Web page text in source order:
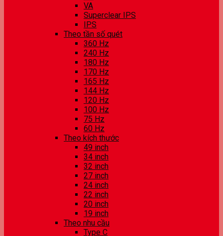
VA
Superclear IPS
IPS
Theo tần số quét
360 Hz
240 Hz
180 Hz
170 Hz
165 Hz
144 Hz
120 Hz
100 Hz
75 Hz
60 Hz
Theo kích thước
49 inch
34 inch
32 inch
27 inch
24 inch
22 inch
20 inch
19 inch
Theo nhu cầu
Type C